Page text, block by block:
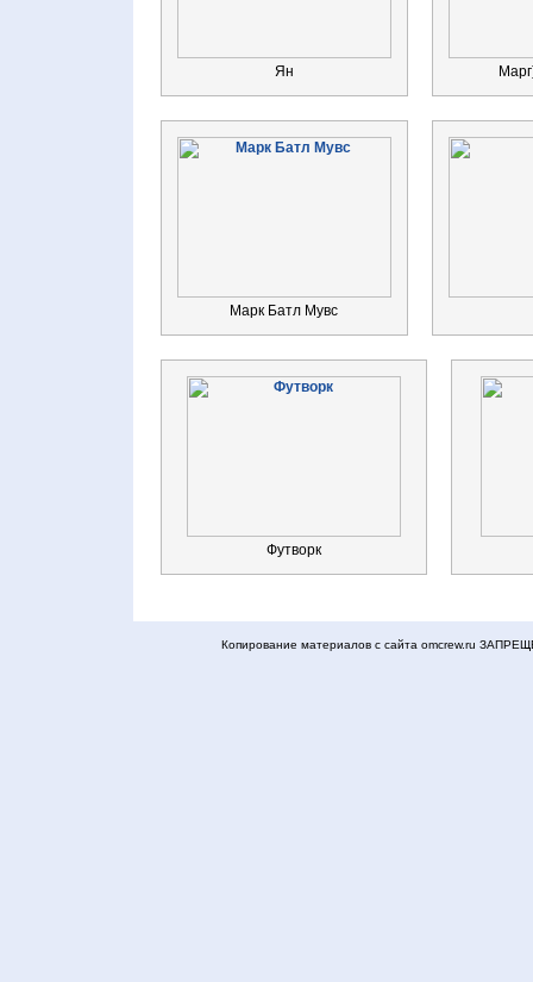
Ян
Марк Батл Мувс
Футворк
Копирование материалов с сайта omcrew.ru